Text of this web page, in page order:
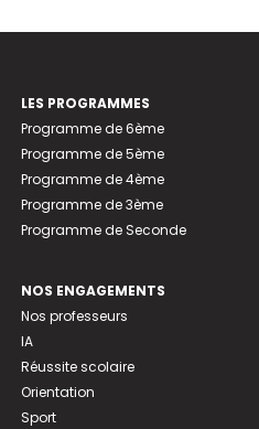
LES PROGRAMMES
Programme de 6ème
Programme de 5ème
Programme de 4ème
Programme de 3ème
Programme de Seconde
NOS ENGAGEMENTS
Nos professeurs
IA
Réussite scolaire
Orientation
Sport